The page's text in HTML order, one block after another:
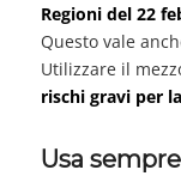
Regioni del 22
Questo vale
Utilizzare il
rischi gravi per
Usa